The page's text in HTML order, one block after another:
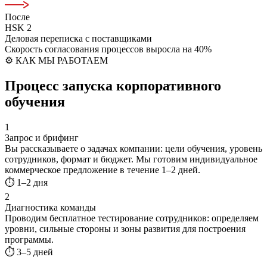
После
HSK 2
Деловая переписка с поставщиками
Скорость согласования процессов выросла на 40%
⚙️ КАК МЫ РАБОТАЕМ
Процесс запуска корпоративного
обучения
1
Запрос и брифинг
Вы рассказываете о задачах компании: цели обучения, уровень
сотрудников, формат и бюджет. Мы готовим индивидуальное
коммерческое предложение в течение 1–2 дней.
⏱ 1–2 дня
2
Диагностика команды
Проводим бесплатное тестирование сотрудников: определяем
уровни, сильные стороны и зоны развития для построения
программы.
⏱ 3–5 дней